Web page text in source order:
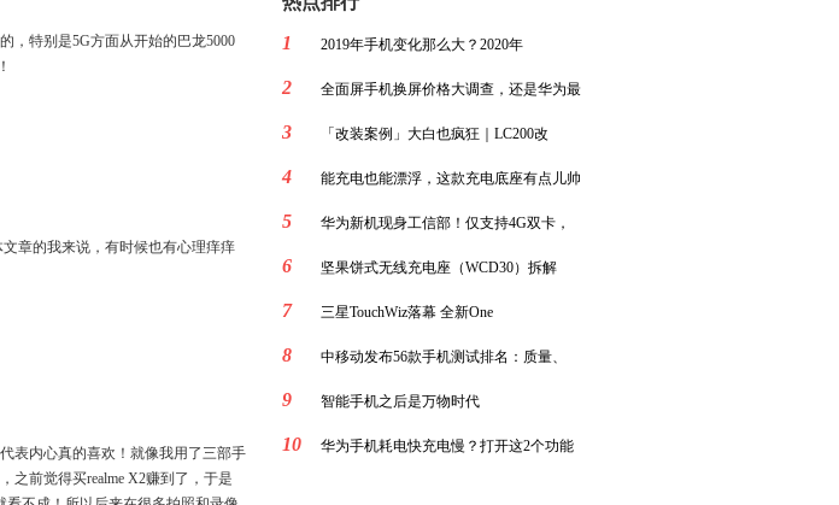
，特别是5G方面从开始的巴龙5000
章的我来说，有时候也有心理痒痒
表内心真的喜欢！就像我用了三部手
之前觉得买realme X2赚到了，于是
1
2019年手机变化那么大？2020年
2 全面屏手机换屏价格大调查，还是华为最
3 「改装案例」大白也疯狂｜LC200改
4 能充电也能漂浮，这款充电底座有点儿帅
5 华为新机现身工信部！仅支持4G双卡，
6 坚果饼式无线充电座（WCD30）拆解
7 三星TouchWiz落幕 全新One
8 中移动发布56款手机测试排名：质量、
9 智能手机之后是万物时代
10 华为手机耗电快充电慢？打开这2个功能